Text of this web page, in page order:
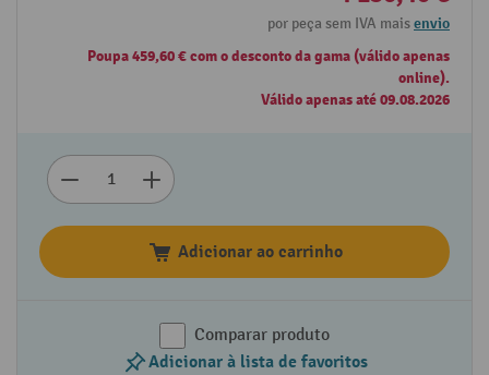
por peça sem IVA maisenvio
Poupa 459,60 € com o desconto da gama (válido apenas
online).
Válido apenas até 09.08.2026
Adicionar ao carrinho
Comparar produto
Adicionar à lista de favoritos